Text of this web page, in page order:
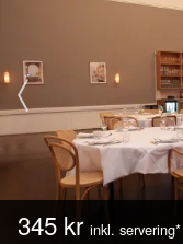
345 kr inkl. servering*